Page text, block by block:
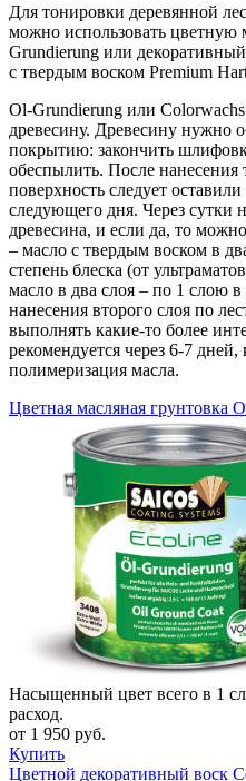
Для тонировки деревянной
можно использовать цветную
Grundierung или
с твердым воском Premium
Ol-Grundierung или
древесину. Древесину нужно
покрытию: закончить
обеспылить. После
поверхность следует
следующего дня. Через сутки
древесина, и если да, то
– масло с твердым воском в
степень блеска (от
масло в два слоя – по 1 слою в
нанесения второго слоя по
выполнять какие-то более
рекомендуется через 6-7 дней,
полимеризация масла.
Цветная масляная грунтовка
Насыщенный цвет всего в 1
расход.
от 1 950 руб.
Купить
Цветной декоративный воск